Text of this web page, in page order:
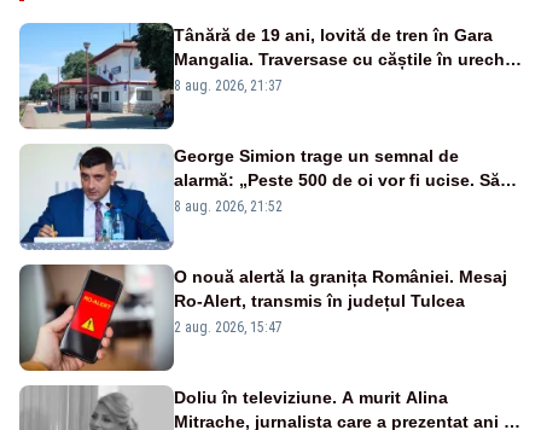
Tânără de 19 ani, lovită de tren în Gara
Mangalia. Traversase cu căștile în urechi
liniile printr-un loc nepermis
8 aug. 2026, 21:37
George Simion trage un semnal de
alarmă: „Peste 500 de oi vor fi ucise. Să
vedem dacă ciobanii vor fi despăgubiți”
8 aug. 2026, 21:52
O nouă alertă la granița României. Mesaj
Ro-Alert, transmis în județul Tulcea
2 aug. 2026, 15:47
Doliu în televiziune. A murit Alina
Mitrache, jurnalista care a prezentat ani la